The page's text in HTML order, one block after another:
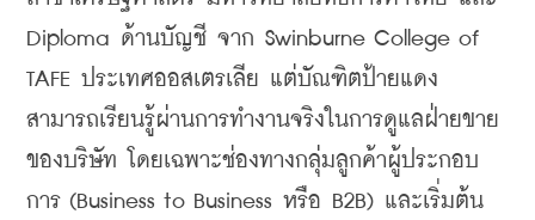
Diploma ด้านบัญชี จาก Swinburne College of
TAFE ประเทศออสเตรเลีย แต่บัณฑิตป้ายแดง
สามารถเรียนรู้ผ่านการทำงานจริงในการดูแลฝ่ายขาย
ของบริษัท โดยเฉพาะช่องทางกลุ่มลูกค้าผู้ประกอบ
การ (Business to Business หรือ B2B) และเริ่มต้น